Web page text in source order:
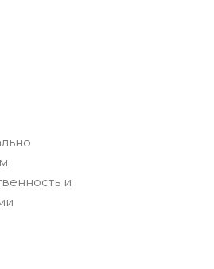
и